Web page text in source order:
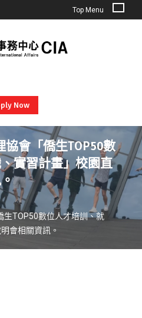
Top Menu
Now
會「僑生TOP50數
實習計畫」校園直
生TOP50數位人才培訓、就
會相關資訊。